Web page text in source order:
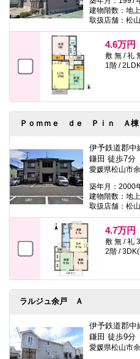
建物階数：地
取扱店舗：松
4.6万円
敷 無 / 礼
1階 /
Ｐｏｍｍｅ ｄｅ Ｐｉｎ Ａ棟
伊予鉄道郡中
鎌田 徒歩7分
愛媛県松山市
築年月：2000
建物階数：地
取扱店舗：松
4.7万円
敷 無 / 礼
2階 /
ラルジュ余戸 Ａ
伊予鉄道郡中
鎌田 徒歩9分
愛媛県松山市